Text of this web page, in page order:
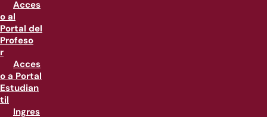
Acces
o al
Portal del
Profeso
r
Acces
o a Portal
Estudian
til
Ingres